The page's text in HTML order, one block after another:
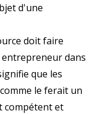
d'une
doit faire
dans
que les
le ferait un
compétent et